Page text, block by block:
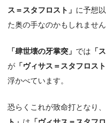
ス＝スタフロスト」 に予想
た奥の手なのかもしれません
「肆世壊の牙掌突」 では 「
が 「ヴィサス＝スタフロスト
浮かべています。
恐らくこれが致命打となり、